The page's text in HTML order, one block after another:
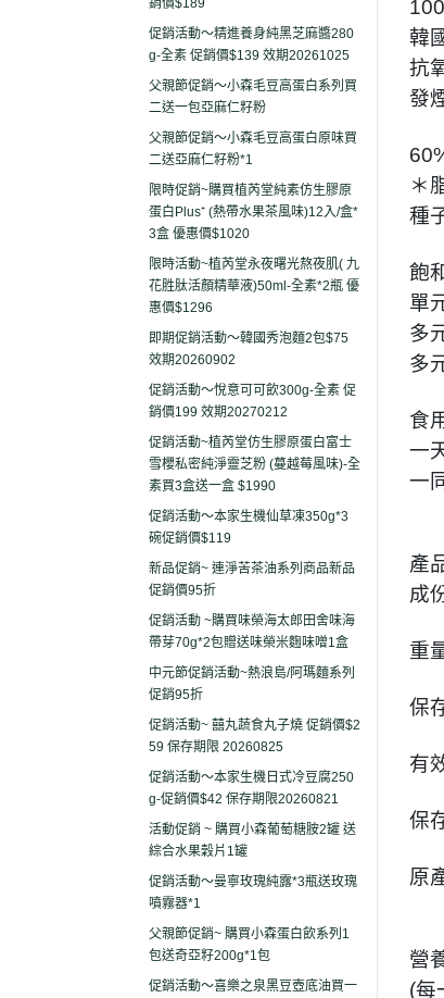
銷價$189
促銷活動～精進養身純黑芝麻醬280
g-全素 促銷價$139 效期20261025
父親節促銷～小森毛豆高蛋白系列買
二送一包亞麻仁籽粉
父親節促銷～小森毛豆高蛋白原味買
二送亞麻仁籽粉*1
限時促銷~購買植芮堂純素仿生膠原
蛋白Plus⁺ (熱帶水果茶風味)12入/盒*
3盒 優惠價$1020
限時活動~植芮堂永夜曙光熬夜肌( 九
花胜肽活顏精華液)50ml-全素*2瓶 優
惠價$1296
即期促銷活動～韓國秀泡麵2包$75
效期20260902
促銷活動～悅意可可飲300g-全素 促
銷價199 效期20270212
促銷活動~植芮堂仿生膠原蛋白富士
雪櫻私密純淨靈芝粉 (蔓越莓風味)-全
素買3盒送一盒 $1990
促銷活動～本家生機仙草凍350g*3
碗促銷價$119
新品促銷~ 連淨苦茶油系列商品新品
促銷價95折
促銷活動 ~購買味榮海太郎田舍味海
帶芽70g*2包贈送味榮米麴味噌1盒
中元節促銷活動~熱浪島/阿瑪麵系列
促銷95折
促銷活動~ 囍丸蔬食丸子燒 促銷價$2
59 保存期限 20260825
促銷活動～本家生機日式冷豆腐250
g-促銷價$42 保存期限20260821
活動促銷 ~ 購買小森葡萄糖胺2罐 送
綜合水果穀片1罐
促銷活動～曼寧玫瑰純露*3瓶送玫瑰
噴霧器*1
父親節促銷~ 購買小森蛋白飲系列1
包送奇亞籽200g*1包
促銷活動～喜樂之泉黑豆壺底油買一
韓
抗
發
＊
種
飽
單
多
多
食
一
一
產
成
重
保
有
保
原
營
(每